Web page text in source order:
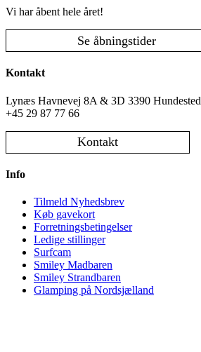
Vi har åbent hele året!
Se åbningstider
Kontakt
Lynæs Havnevej 8A & 3D 3390 Hundested
+45 29 87 77 66
Kontakt
Info
Tilmeld Nyhedsbrev
Køb gavekort
Forretningsbetingelser
Ledige stillinger
Surfcam
Smiley Madbaren
Smiley Strandbaren
Glamping på Nordsjælland